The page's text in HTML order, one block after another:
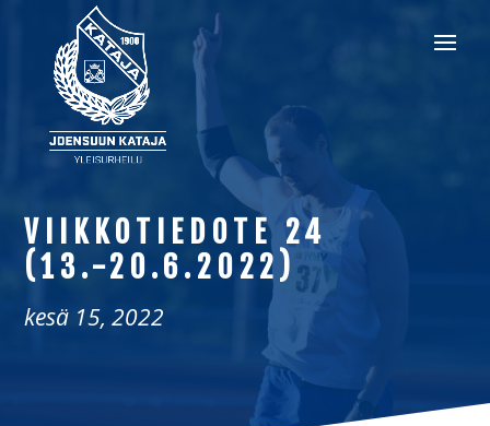
VIIKKOTIEDOTE 24
(13.-20.6.2022)
kesä 15, 2022